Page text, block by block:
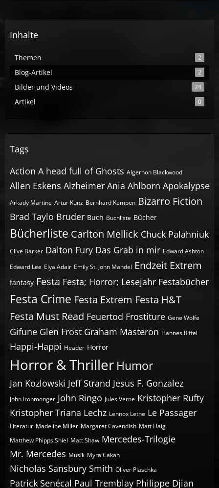
Inhalte
Themen 2
Blog-Artikel 2
Bilder und Videos 24
Artikel 0
Tags
Action A head full of Ghosts Algernon Blackwood
Allen Eskens Alzheimer Ania Ahlborn Apokalypse
Arkady Martine Artur Kunz Bernhard Kempen Bizarro Fiction
Brad Taylo Bruder Buch Buchliste Bücher
Bücherliste Carlton Mellick Chuck Palahniuk
Clive Barker Dalton Fury Das Grab in mir Edward Ashton
Edward Lee Elya Adair Emily St. John Mandel Endzeit Extrem
fantasy Festa Festa; Horror; Lesejahr Festabücher
Festa Crime Festa Extrem Festa H&T
Festa Must Read Feuertod Frostiture Gene Wolfe
Gifune Glen Frost Graham Masteron Hannes Riffel
Happi-Happi Header Horror
Horror & Thriller Humor
Jan Kozlowski Jeff Strand Jesus F. Gonzalez
John Ironmonger John Ringo Jules Verne Kristopher Rufty
Kristopher Triana Lechz Lennox Lethe Le Passager
Literatur Madeline Miller Margaret Cavendish Matt Haig
Matthew Phipps Shiel Matt Shaw Mercedes-Trilogie
Mr. Mercedes Musik Myra Cakan
Nicholas Sansbury Smith Oliver Plaschka
Patrick Senécal Paul Tremblay Philippe Djian